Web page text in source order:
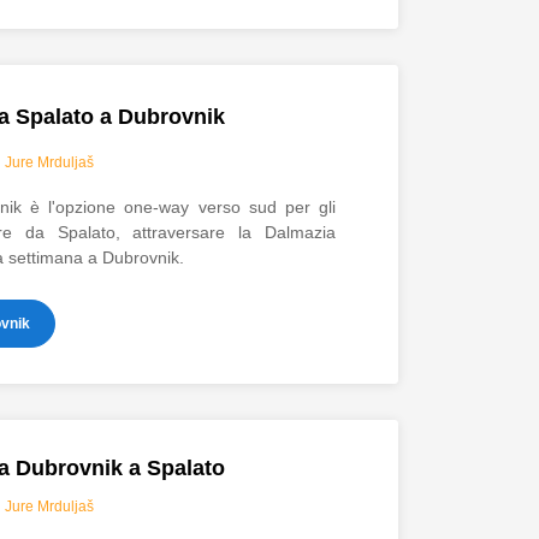
Spalato a Dubrovnik
Jure Mrduljaš
è l'opzione one-way verso sud per gli
da Spalato, attraversare la Dalmazia
settimana a Dubrovnik.
Dubrovnik a Spalato
Jure Mrduljaš